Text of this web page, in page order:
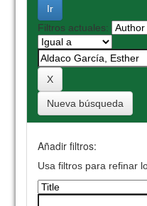
Filtros actuales:
Nueva búsqueda
Añadir filtros:
Usa filtros para refinar